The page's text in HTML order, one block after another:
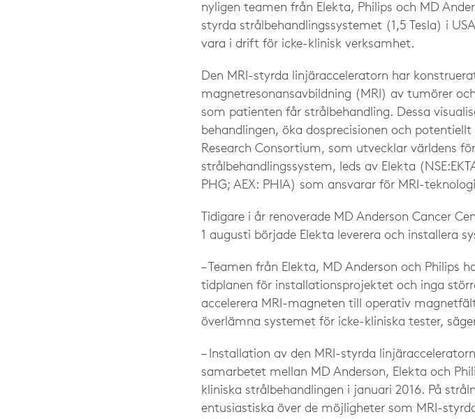
nyligen teamen från Elekta, Philips och MD
styrda strålbehandlingssystemet (1,5 Tesla) i
vara i drift för icke-klinisk verksamhet.
Den MRI-styrda linjäracceleratorn har
magnetresonansavbildning (MRI) av tumörer
som patienten får strålbehandling. Dessa
behandlingen, öka dosprecisionen och
Research Consortium, som utvecklar världens
strålbehandlingssystem, leds av Elekta
PHG; AEX: PHIA) som ansvarar för MRI-
Tidigare i år renoverade MD Anderson Cancer
1 augusti började Elekta leverera och installera
– Teamen från Elekta, MD Anderson och
tidplanen för installationsprojektet och inga
accelerera MRI-magneten till operativ
överlämna systemet för icke-kliniska tester,
– Installation av den MRI-styrda
samarbetet mellan MD Anderson, Elekta och
kliniska strålbehandlingen i januari 2016. På
entusiastiska över de möjligheter som MRI-